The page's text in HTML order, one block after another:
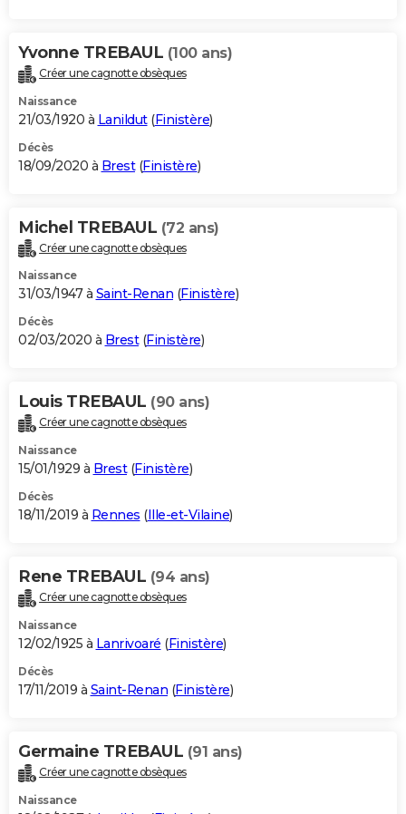
Yvonne TREBAUL (100 ans)
Créer une cagnotte obsèques
Naissance
21/03/1920 à Lanildut(Finistère)
Décès
18/09/2020 à Brest(Finistère)
Michel TREBAUL (72 ans)
Créer une cagnotte obsèques
Naissance
31/03/1947 à Saint-Renan (Finistère)
Décès
02/03/2020 à Brest(Finistère)
Louis TREBAUL (90 ans)
Créer une cagnotte obsèques
Naissance
15/01/1929 à Brest(Finistère)
Décès
18/11/2019 à Rennes (Ille-et-Vilaine)
Rene TREBAUL (94 ans)
Créer une cagnotte obsèques
Naissance
12/02/1925 à Lanrivoaré (Finistère)
Décès
17/11/2019 à Saint-Renan (Finistère)
Germaine TREBAUL (91 ans)
Créer une cagnotte obsèques
Naissance